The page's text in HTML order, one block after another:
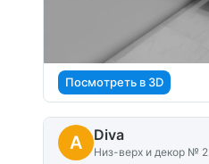
Посмотреть в 3D
A Diva
Низ-верх и декор № 2